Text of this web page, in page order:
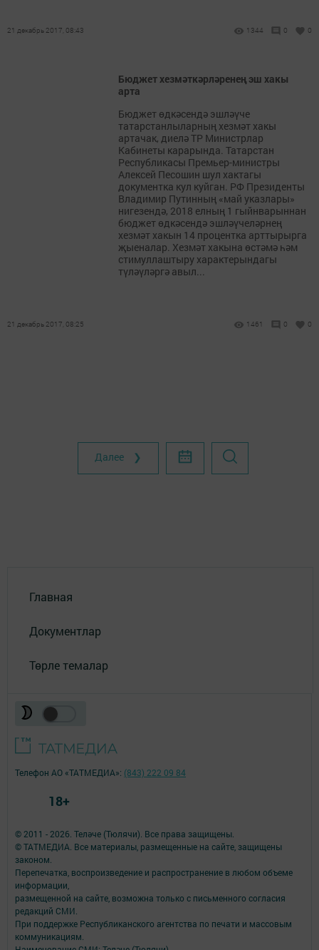
21 декабрь 2017, 08:43 1344 0 0
Бюджет хезмәткәрләренең эш хакы
арта
Бюджет өдкәсендә эшләүче
татарстанлыларның хезмәт хакы
артачак, диелә ТР Министрлар
Кабинеты карарында. Татарстан
Республикасы Премьер-министры
Алексей Песошин шул хактагы
документка кул куйган. РФ Президенты
Владимир Путинның «май указлары»
нигезендә, 2018 елның 1 гыйнварыннан
бюджет өдкәсендә эшләүчеләрнең
хезмәт хакын 14 процентка арттырырга
җыеналар. Хезмәт хакына өстәмә һәм
стимуллаштыру характерындагы
түләүләргә авыл...
21 декабрь 2017, 08:25 1461 0 0
Далее ❯
Главная
Документлар
Төрле темалар
© 2011 - 2026. Теләче (Тюлячи). Все права защищены.
© ТАТМЕДИА. Все материалы, размещенные на сайте, защищены
законом.
Перепечатка, воспроизведение и распространение в любом объеме
информации,
размещенной на сайте, возможна только с письменного согласия
редакций СМИ.
При поддержке Республиканского агентства по печати и массовым
коммуникациям.
Телефон АО «ТАТМЕДИА»: (843) 222 09 84
18+